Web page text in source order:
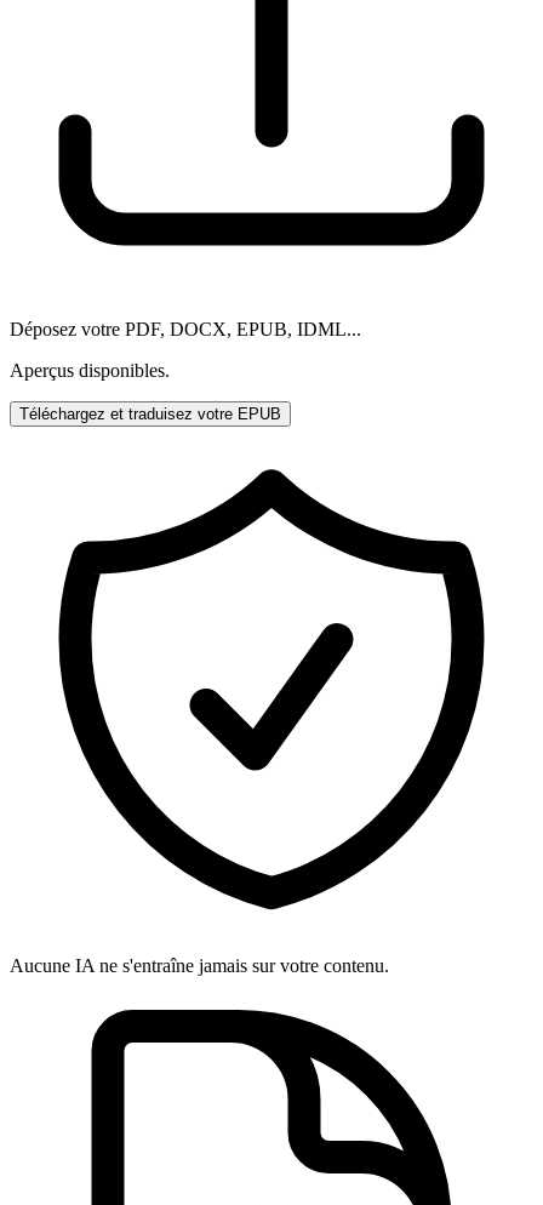
Déposez votre PDF, DOCX, EPUB, IDML...
Aperçus disponibles.
Téléchargez et traduisez votre EPUB
Aucune IA ne s'entraîne jamais sur votre contenu.